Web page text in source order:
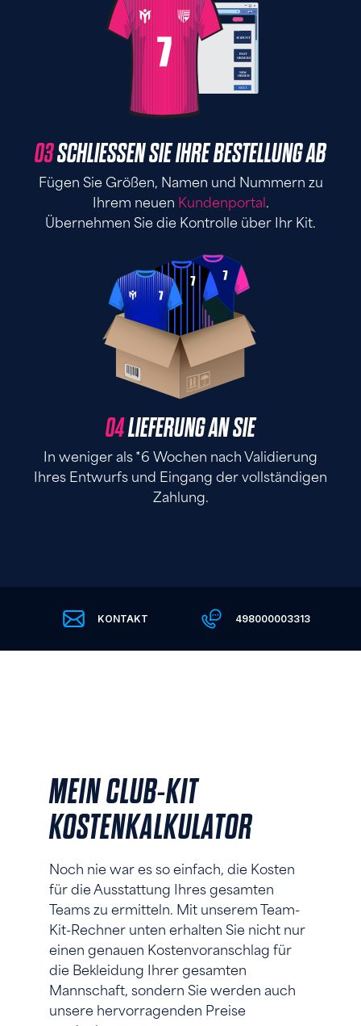
03SCHLIESSEN SIE IHRE BESTELLUNG AB
Fügen Sie Größen, Namen und Nummern zu
Ihrem neuen Kundenportal .
Übernehmen Sie die Kontrolle über Ihr Kit.
04LIEFERUNG AN SIE
In weniger als *6 Wochen nach Validierung
Ihres Entwurfs und Eingang der vollständigen
Zahlung.
KONTAKT 498000003313
MEIN CLUB-KIT
KOSTENKALKULATOR
Noch nie war es so einfach, die Kosten
für die Ausstattung Ihres gesamten
Teams zu ermitteln. Mit unserem Team-
Kit-Rechner unten erhalten Sie nicht nur
einen genauen Kostenvoranschlag für
die Bekleidung Ihrer gesamten
Mannschaft, sondern Sie werden auch
unsere hervorragenden Preise